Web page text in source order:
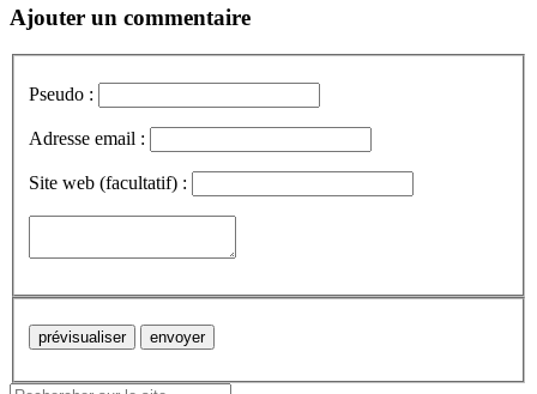
Ajouter un commentaire
Pseudo :
Adresse email :
Site web (facultatif) :